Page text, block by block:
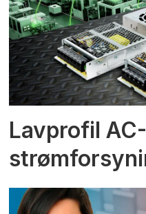
Lavprofil